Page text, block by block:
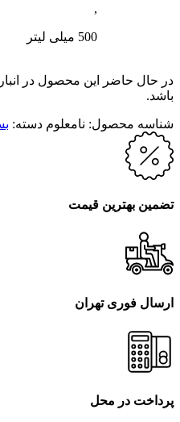
,
500 میلی لیتر
در حال حاضر این محصول در
باشد.
شناسه محصول: نامعلوم دسته:
تضمین بهترین قیمت
ارسال فوری تهران
پرداخت در محل